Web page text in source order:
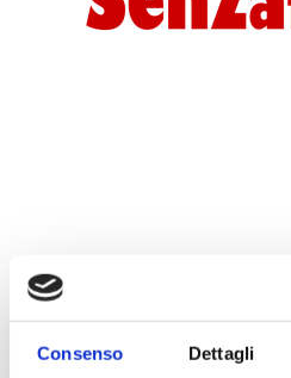
Consenso Dettagli
Request